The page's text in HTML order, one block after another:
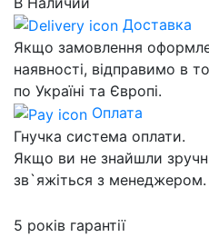
Доставка
Якщо замовлення
наявності, відправимо в
по Україні та Європі.
Оплата
Гнучка система оплати.
Якщо ви не знайшли
зв`яжіться з менеджером.
5 років гарантії